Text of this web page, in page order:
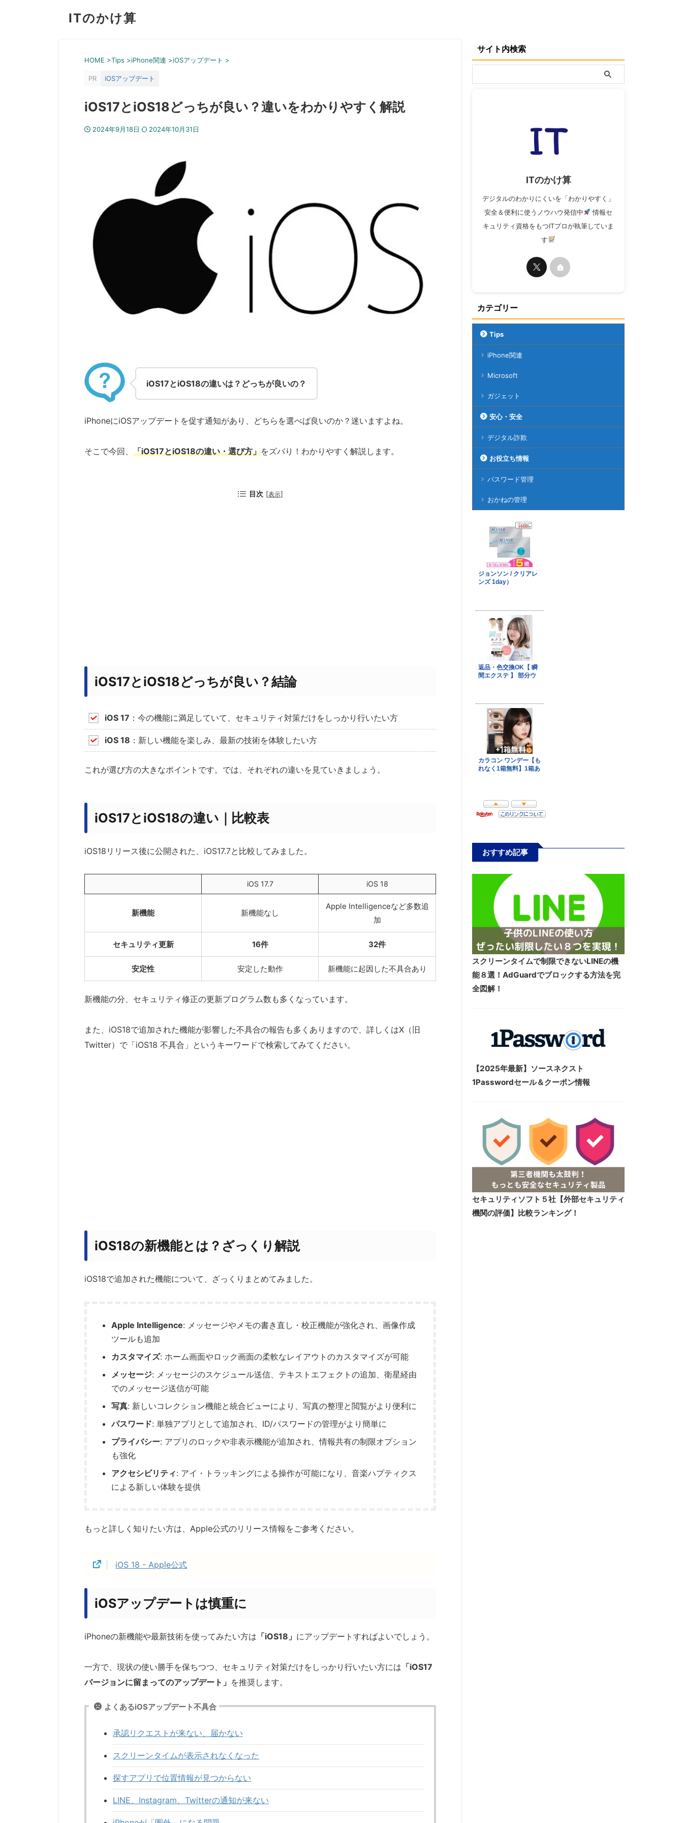
ITのかけ算
HOME >Tips >iPhone関連 >iOSアップデート >
PR iOSアップデート
iOS17とiOS18どっちが良い？違いをわかりやすく解説
2024年9月18日 2024年10月31日
iOS17とiOS18の違いは？どっちが良いの？
iPhoneにiOSアップデートを促す通知があり、どちらを選べば良いのか？迷いますよね。
そこで今回、 「iOS17とiOS18の違い・選び方」をズバり！わかりやすく解説します。
目次 [表示]
iOS17とiOS18どっちが良い？結論
iOS 17 ：今の機能に満足していて、セキュリティ対策だけをしっかり行いたい方
iOS 18 ：新しい機能を楽しみ、最新の技術を体験したい方
これが選び方の大きなポイントです。では、それぞれの違いを見ていきましょう。
iOS17とiOS18の違い｜比較表
iOS18リリース後に公開された、iOS17.7と比較してみました。
iOS 17.7 iOS 18
新機能 新機能なし
Apple Intelligenceなど多数追
加
セキュリティ更新 16件 32件
安定性 安定した動作 新機能に起因した不具合あり
新機能の分、セキュリティ修正の更新プログラム数も多くなっています。
また、iOS18で追加された機能が影響した不具合の報告も多くありますので、詳しくはX（旧
Twitter）で「iOS18 不具合」というキーワードで検索してみてください。
iOS18の新機能とは？ざっくり解説
iOS18で追加された機能について、ざっくりまとめてみました。
Apple Intelligence: メッセージやメモの書き直し・校正機能が強化され、画像作成
ツールも追加
カスタマイズ: ホーム画面やロック画面の柔軟なレイアウトのカスタマイズが可能
メッセージ: メッセージのスケジュール送信、テキストエフェクトの追加、衛星経由
でのメッセージ送信が可能
写真: 新しいコレクション機能と統合ビューにより、写真の整理と閲覧がより便利に
パスワード: 単独アプリとして追加され、ID/パスワードの管理がより簡単に
プライバシー: アプリのロックや非表示機能が追加され、情報共有の制限オプション
も強化
アクセシビリティ: アイ・トラッキングによる操作が可能になり、音楽ハプティクス
による新しい体験を提供
もっと詳しく知りたい方は、Apple公式のリリース情報をご参考ください。
iOS 18 - Apple公式
iOSアップデートは慎重に
iPhoneの新機能や最新技術を使ってみたい方は 「iOS18」 にアップデートすればよいでしょう。
一方で、現状の使い勝手を保ちつつ、セキュリティ対策だけをしっかり行いたい方には 「iOS17
バージョンに留まってのアップデート」 を推奨します。
よくあるiOSアップデート不具合
承認リクエストが来ない、届かない
スクリーンタイムが表示されなくなった
探すアプリで位置情報が見つからない
LINE、Instagram、Twitterの通知が来ない
サイト内検索
ITのかけ算
デジタルのわかりにくいを「わかりやすく」
安全＆便利に使うノウハウ発信中
情報セ
キュリティ資格をもつITプロが執筆していま
す
カテゴリー
Tips
iPhone関連
Microsoft
ガジェット
安心・安全
デジタル詐欺
お役立ち情報
パスワード管理
おかねの管理
おすすめ記事
スクリーンタイムで制限できないLINEの機
能８選！AdGuardでブロックする方法を完
全図解！
【2025年最新】ソースネクスト
1Passwordセール＆クーポン情報
セキュリティソフト５社【外部セキュリティ
機関の評価】比較ランキング！